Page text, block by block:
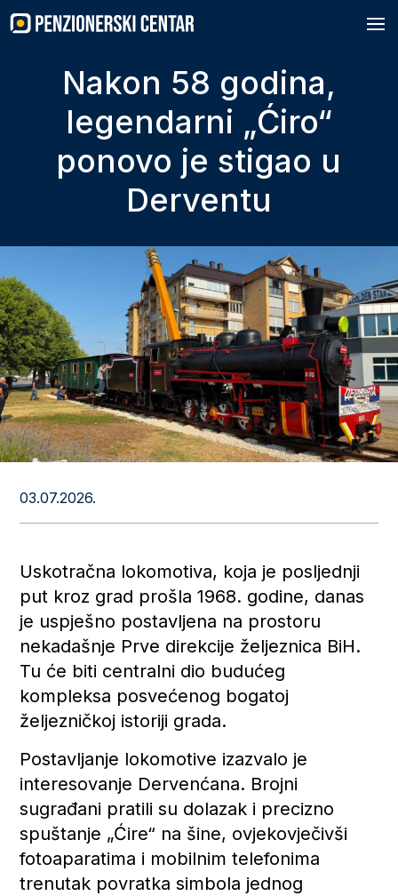
to
content
Nakon 58 godina,
legendarni „Ćiro“
ponovo je stigao u
Derventu
03.07.2026.
Uskotračna lokomotiva, koja je posljednji
put kroz grad prošla 1968. godine, danas
je uspješno postavljena na prostoru
nekadašnje Prve direkcije željeznica BiH.
Tu će biti centralni dio budućeg
kompleksa posvećenog bogatoj
željezničkoj istoriji grada.
Postavljanje lokomotive izazvalo je
interesovanje Dervenćana. Brojni
sugrađani pratili su dolazak i precizno
spuštanje „Ćire“ na šine, ovjekovječivši
fotoaparatima i mobilnim telefonima
trenutak povratka simbola jednog